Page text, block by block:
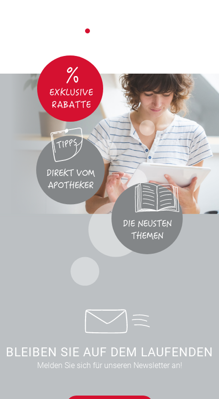
BLEIBEN SIE AUF DEM LAUFENDEN
Melden Sie sich für unseren Newsletter an!